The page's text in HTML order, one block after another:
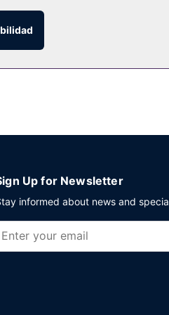
con horario limitado. El
es de 08:00 a 13:00.
Up for Newsletter
informed about news and